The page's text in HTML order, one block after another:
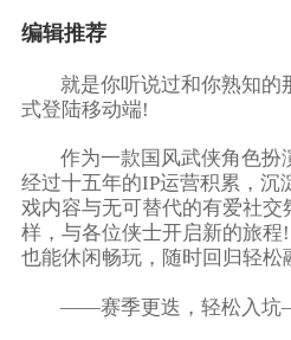
编辑推荐
就是你听说过和你熟知的
式登陆移动端!
作为一款国风武侠角色扮
经过十五年的IP运营积累，沉
戏内容与无可替代的有爱社交
样，与各位侠士开启新的旅
也能休闲畅玩，随时回归轻松
——赛季更迭，轻松入